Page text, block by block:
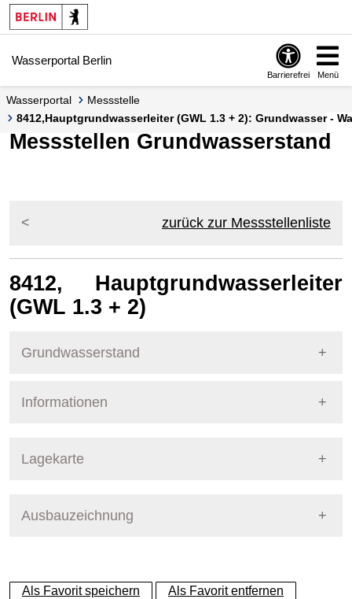
Springe zur Navigation
Springe zum Inhalt
Wasserportal Berlin
Barrierefrei Menü
Wasserportal
Messstelle
8412,Hauptgrundwasserleiter (GWL 1.3 + 2): Grundwasser -
Messstellen Grundwasserstand
zurück zur Messstellenliste
8412, Hauptgrundwasserleiter
(GWL 1.3 + 2)
Grundwasserstand
Informationen
Nummer
Ausprägung GW-Stand
Lagekarte
+
Ausbauzeichnung
Als Favorit speichern Als Favorit entfernen